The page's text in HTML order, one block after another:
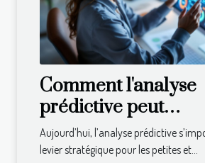
Comment l'analyse
prédictive peut
révolutionner la
PME ?
Aujourd’hui, l’analyse prédictive
levier stratégique pour les petites et...